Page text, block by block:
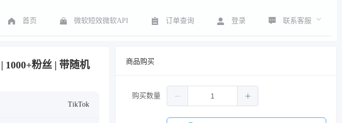
首页 微软短效微软API 订单查询 登录 联系客服
1000+粉丝 | 带随机
TikTok
商品购买
购买数量